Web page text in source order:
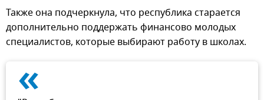
Также она подчеркнула, что республика старается
дополнительно поддержать финансово молодых
специалистов, которые выбирают работу в школах.
«